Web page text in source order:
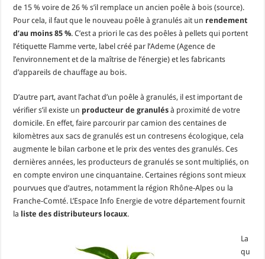
de 15 % voire de 26 % s’il remplace un ancien poêle à bois (source).
Pour cela, il faut que le nouveau poêle à granulés ait un rendement
d’au moins 85 %. C’est a priori le cas des poêles à pellets qui portent
l’étiquette Flamme verte, label créé par l’Ademe (Agence de
l’environnement et de la maîtrise de l’énergie) et les fabricants
d’appareils de chauffage au bois.
D’autre part, avant l’achat d’un poêle à granulés, il est important de
vérifier s’il existe un producteur de granulés à proximité de votre
domicile. En effet, faire parcourir par camion des centaines de
kilomètres aux sacs de granulés est un contresens écologique, cela
augmente le bilan carbone et le prix des ventes des granulés. Ces
dernières années, les producteurs de granulés se sont multipliés, on
en compte environ une cinquantaine. Certaines régions sont mieux
pourvues que d’autres, notamment la région Rhône-Alpes ou la
Franche-Comté. L’Espace Info Energie de votre département fournit
la liste des distributeurs locaux.
La
qu